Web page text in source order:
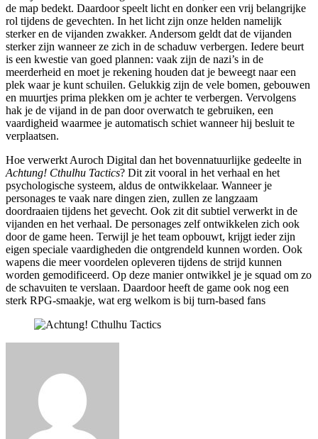
de map bedekt. Daardoor speelt licht en donker een vrij belangrijke
rol tijdens de gevechten. In het licht zijn onze helden namelijk
sterker en de vijanden zwakker. Andersom geldt dat de vijanden
sterker zijn wanneer ze zich in de schaduw verbergen. Iedere beurt
is een kwestie van goed plannen: vaak zijn de nazi’s in de
meerderheid en moet je rekening houden dat je beweegt naar een
plek waar je kunt schuilen. Gelukkig zijn de vele bomen, gebouwen
en muurtjes prima plekken om je achter te verbergen. Vervolgens
hak je de vijand in de pan door overwatch te gebruiken, een
vaardigheid waarmee je automatisch schiet wanneer hij besluit te
verplaatsen.
Hoe verwerkt Auroch Digital dan het bovennatuurlijke gedeelte in
Achtung! Cthulhu Tactics? Dit zit vooral in het verhaal en het
psychologische systeem, aldus de ontwikkelaar. Wanneer je
personages te vaak nare dingen zien, zullen ze langzaam
doordraaien tijdens het gevecht. Ook zit dit subtiel verwerkt in de
vijanden en het verhaal. De personages zelf ontwikkelen zich ook
door de game heen. Terwijl je het team opbouwt, krijgt ieder zijn
eigen speciale vaardigheden die ontgrendeld kunnen worden. Ook
wapens die meer voordelen opleveren tijdens de strijd kunnen
worden gemodificeerd. Op deze manier ontwikkel je je squad om zo
de schavuiten te verslaan. Daardoor heeft de game ook nog een
sterk RPG-smaakje, wat erg welkom is bij turn-based fans